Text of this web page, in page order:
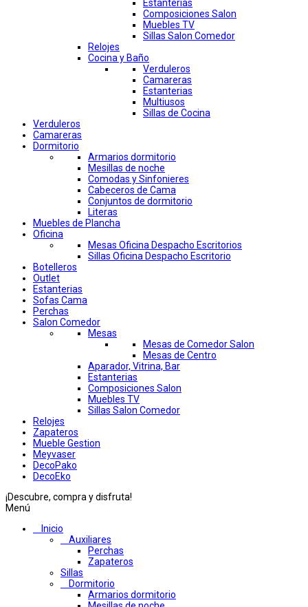
Estanterias
Composiciones Salon
Muebles TV
Sillas Salon Comedor
Relojes
Cocina y Baño
Verduleros
Camareras
Estanterias
Multiusos
Sillas de Cocina
Verduleros
Camareras
Dormitorio
Armarios dormitorio
Mesillas de noche
Comodas y Sinfonieres
Cabeceros de Cama
Conjuntos de dormitorio
Literas
Muebles de Plancha
Oficina
Mesas Oficina Despacho Escritorios
Sillas Oficina Despacho Escritorio
Botelleros
Outlet
Estanterias
Sofas Cama
Perchas
Salon Comedor
Mesas
Mesas de Comedor Salon
Mesas de Centro
Aparador, Vitrina, Bar
Estanterias
Composiciones Salon
Muebles TV
Sillas Salon Comedor
Relojes
Zapateros
Mueble Gestion
Meyvaser
DecoPako
DecoEko
¡Descubre, compra y disfruta!
Menú
Inicio
Auxiliares
Perchas
Zapateros
Sillas
Dormitorio
Armarios dormitorio